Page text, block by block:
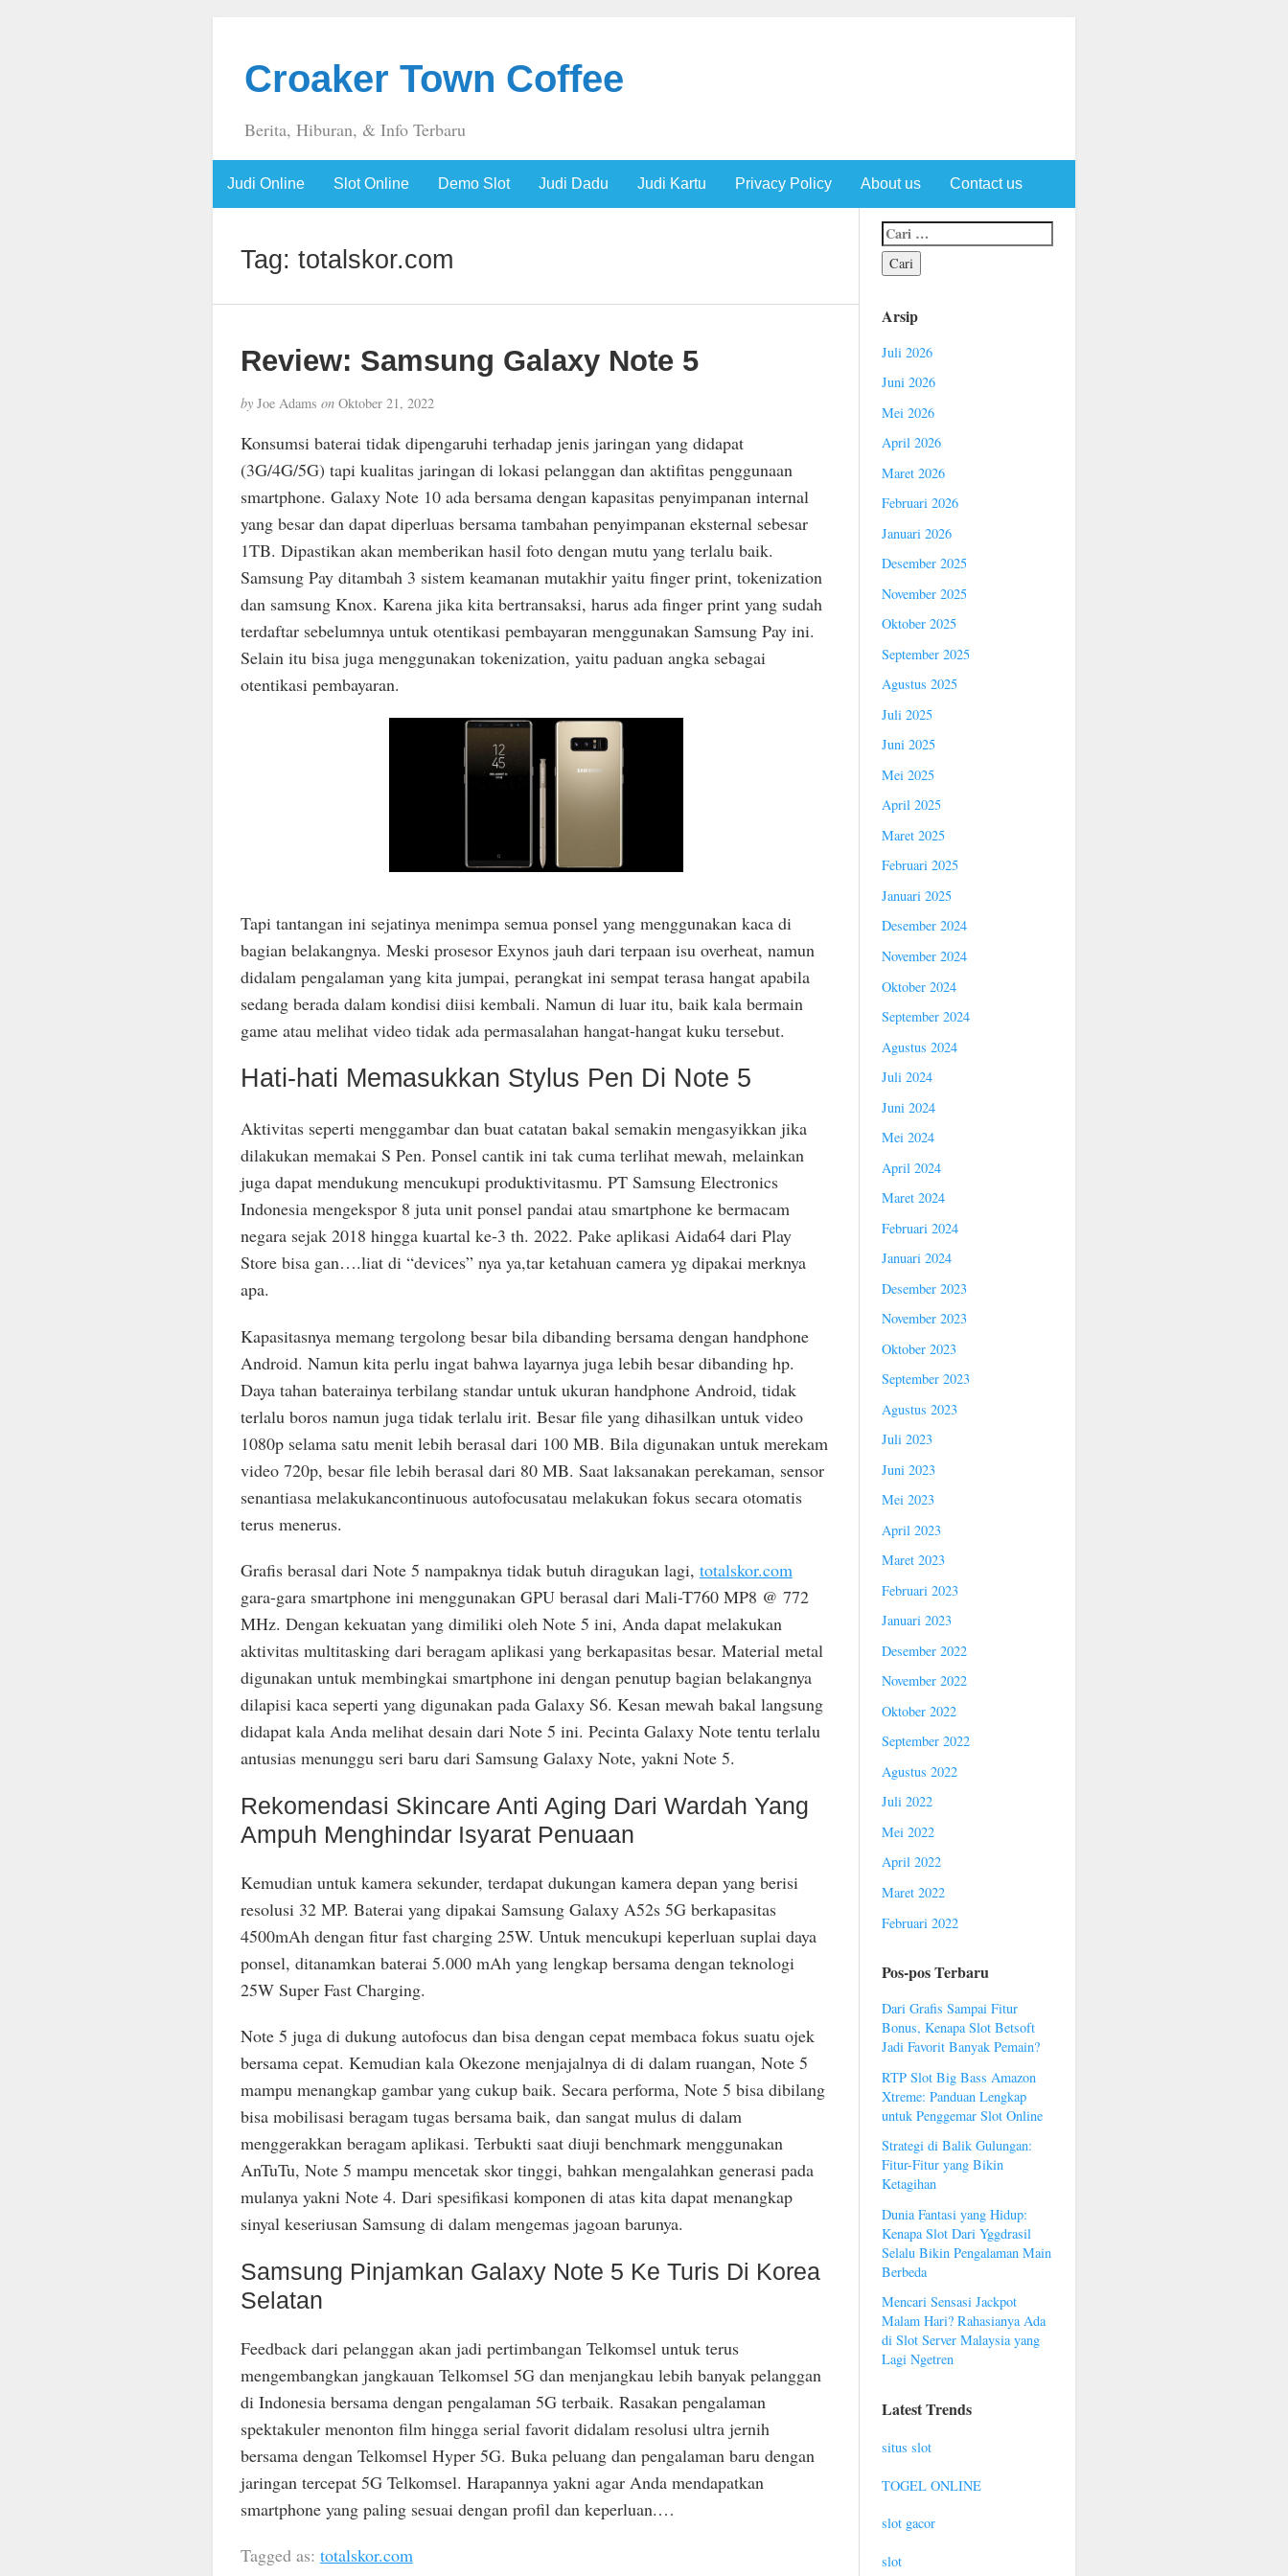
Croaker Town Coffee
Berita, Hiburan, & Info Terbaru
Judi Online Slot Online Demo Slot Judi Dadu Judi Kartu Privacy Policy About us Contact us
Tag: totalskor.com
Review: Samsung Galaxy Note 5
byJoe Adams onOktober 21, 2022
Konsumsi baterai tidak dipengaruhi terhadap jenis jaringan yang didapat
(3G/4G/5G) tapi kualitas jaringan di lokasi pelanggan dan aktifitas penggunaan
smartphone. Galaxy Note 10 ada bersama dengan kapasitas penyimpanan internal
yang besar dan dapat diperluas bersama tambahan penyimpanan eksternal sebesar
1TB. Dipastikan akan memberikan hasil foto dengan mutu yang terlalu baik.
Samsung Pay ditambah 3 sistem keamanan mutakhir yaitu finger print, tokenization
dan samsung Knox. Karena jika kita bertransaksi, harus ada finger print yang sudah
terdaftar sebelumnya untuk otentikasi pembayaran menggunakan Samsung Pay ini.
Selain itu bisa juga menggunakan tokenization, yaitu paduan angka sebagai
otentikasi pembayaran.
Tapi tantangan ini sejatinya menimpa semua ponsel yang menggunakan kaca di
bagian belakangnya. Meski prosesor Exynos jauh dari terpaan isu overheat, namun
didalam pengalaman yang kita jumpai, perangkat ini sempat terasa hangat apabila
sedang berada dalam kondisi diisi kembali. Namun di luar itu, baik kala bermain
game atau melihat video tidak ada permasalahan hangat-hangat kuku tersebut.
Hati-hati Memasukkan Stylus Pen Di Note 5
Aktivitas seperti menggambar dan buat catatan bakal semakin mengasyikkan jika
dilakukan memakai S Pen. Ponsel cantik ini tak cuma terlihat mewah, melainkan
juga dapat mendukung mencukupi produktivitasmu. PT Samsung Electronics
Indonesia mengekspor 8 juta unit ponsel pandai atau smartphone ke bermacam
negara sejak 2018 hingga kuartal ke-3 th. 2022. Pake aplikasi Aida64 dari Play
Store bisa gan….liat di “devices” nya ya,tar ketahuan camera yg dipakai merknya
apa.
Kapasitasnya memang tergolong besar bila dibanding bersama dengan handphone
Android. Namun kita perlu ingat bahwa layarnya juga lebih besar dibanding hp.
Daya tahan baterainya terbilang standar untuk ukuran handphone Android, tidak
terlalu boros namun juga tidak terlalu irit. Besar file yang dihasilkan untuk video
1080p selama satu menit lebih berasal dari 100 MB. Bila digunakan untuk merekam
video 720p, besar file lebih berasal dari 80 MB. Saat laksanakan perekaman, sensor
senantiasa melakukancontinuous autofocusatau melakukan fokus secara otomatis
terus menerus.
Grafis berasal dari Note 5 nampaknya tidak butuh diragukan lagi, totalskor.com
gara-gara smartphone ini menggunakan GPU berasal dari Mali-T760 MP8 @ 772
MHz. Dengan kekuatan yang dimiliki oleh Note 5 ini, Anda dapat melakukan
aktivitas multitasking dari beragam aplikasi yang berkapasitas besar. Material metal
digunakan untuk membingkai smartphone ini dengan penutup bagian belakangnya
dilapisi kaca seperti yang digunakan pada Galaxy S6. Kesan mewah bakal langsung
didapat kala Anda melihat desain dari Note 5 ini. Pecinta Galaxy Note tentu terlalu
antusias menunggu seri baru dari Samsung Galaxy Note, yakni Note 5.
Rekomendasi Skincare Anti Aging Dari Wardah Yang
Ampuh Menghindar Isyarat Penuaan
Kemudian untuk kamera sekunder, terdapat dukungan kamera depan yang berisi
resolusi 32 MP. Baterai yang dipakai Samsung Galaxy A52s 5G berkapasitas
4500mAh dengan fitur fast charging 25W. Untuk mencukupi keperluan suplai daya
ponsel, ditanamkan baterai 5.000 mAh yang lengkap bersama dengan teknologi
25W Super Fast Charging.
Note 5 juga di dukung autofocus dan bisa dengan cepat membaca fokus suatu ojek
bersama cepat. Kemudian kala Okezone menjajalnya di di dalam ruangan, Note 5
mampu menangkap gambar yang cukup baik. Secara performa, Note 5 bisa dibilang
bisa mobilisasi beragam tugas bersama baik, dan sangat mulus di dalam
menggerakkan beragam aplikasi. Terbukti saat diuji benchmark menggunakan
AnTuTu, Note 5 mampu mencetak skor tinggi, bahkan mengalahkan generasi pada
mulanya yakni Note 4. Dari spesifikasi komponen di atas kita dapat menangkap
sinyal keseriusan Samsung di dalam mengemas jagoan barunya.
Samsung Pinjamkan Galaxy Note 5 Ke Turis Di Korea
Selatan
Feedback dari pelanggan akan jadi pertimbangan Telkomsel untuk terus
mengembangkan jangkauan Telkomsel 5G dan menjangkau lebih banyak pelanggan
di Indonesia bersama dengan pengalaman 5G terbaik. Rasakan pengalaman
spektakuler menonton film hingga serial favorit didalam resolusi ultra jernih
bersama dengan Telkomsel Hyper 5G. Buka peluang dan pengalaman baru dengan
jaringan tercepat 5G Telkomsel. Harapannya yakni agar Anda mendapatkan
smartphone yang paling sesuai dengan profil dan keperluan.…
Tagged as: totalskor.com
Arsip
Juli 2026
Juni 2026
Mei 2026
April 2026
Maret 2026
Februari 2026
Januari 2026
Desember 2025
November 2025
Oktober 2025
September 2025
Agustus 2025
Juli 2025
Juni 2025
Mei 2025
April 2025
Maret 2025
Februari 2025
Januari 2025
Desember 2024
November 2024
Oktober 2024
September 2024
Agustus 2024
Juli 2024
Juni 2024
Mei 2024
April 2024
Maret 2024
Februari 2024
Januari 2024
Desember 2023
November 2023
Oktober 2023
September 2023
Agustus 2023
Juli 2023
Juni 2023
Mei 2023
April 2023
Maret 2023
Februari 2023
Januari 2023
Desember 2022
November 2022
Oktober 2022
September 2022
Agustus 2022
Juli 2022
Mei 2022
April 2022
Maret 2022
Februari 2022
Pos-pos Terbaru
Dari Grafis Sampai Fitur
Bonus, Kenapa Slot Betsoft
Jadi Favorit Banyak Pemain?
RTP Slot Big Bass Amazon
Xtreme: Panduan Lengkap
untuk Penggemar Slot Online
Strategi di Balik Gulungan:
Fitur-Fitur yang Bikin
Ketagihan
Dunia Fantasi yang Hidup:
Kenapa Slot Dari Yggdrasil
Selalu Bikin Pengalaman Main
Berbeda
Mencari Sensasi Jackpot
Malam Hari? Rahasianya Ada
di Slot Server Malaysia yang
Lagi Ngetren
Latest Trends
situs slot
TOGEL ONLINE
slot gacor
slot